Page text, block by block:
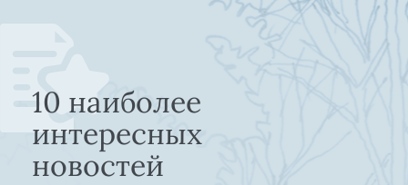
10 наиболее
интересных
новостей